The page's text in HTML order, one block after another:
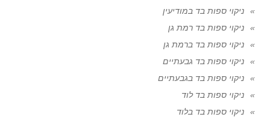
ניקוי ספות בד במודיעין
ניקוי ספות בד רמת גן
ניקוי ספות בד ברמת גן
ניקוי ספות בד גבעתיים
ניקוי ספות בד בגבעתיים
ניקוי ספות בד לוד
ניקוי ספות בד בלוד